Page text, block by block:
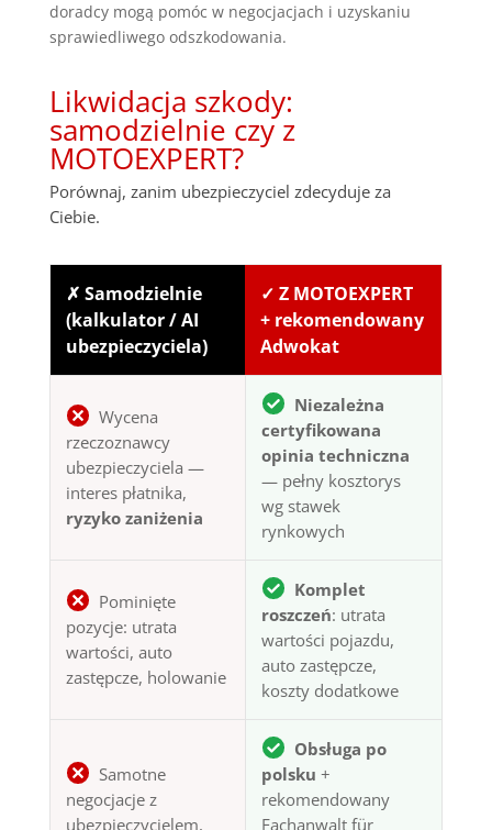
doradcy mogą pomóc w negocjacjach i uzyskaniu
sprawiedliwego odszkodowania.
Likwidacja szkody:
samodzielnie czy z
MOTOEXPERT?
Porównaj, zanim ubezpieczyciel zdecyduje za
Ciebie.
✗ Samodzielnie
(kalkulator / AI
ubezpieczyciela)
✓ Z MOTOEXPERT
+ rekomendowany
Adwokat
Wycena
rzeczoznawcy
ubezpieczyciela —
interes płatnika,
ryzyko zaniżenia
Niezależna
certyfikowana
opinia techniczna
— pełny kosztorys
wg stawek
rynkowych
Pominięte
pozycje: utrata
wartości, auto
zastępcze, holowanie
Komplet
roszczeń: utrata
wartości pojazdu,
auto zastępcze,
koszty dodatkowe
Samotne
negocjacje z
ubezpieczycielem,
Obsługa po
polsku +
rekomendowany
Fachanwalt für